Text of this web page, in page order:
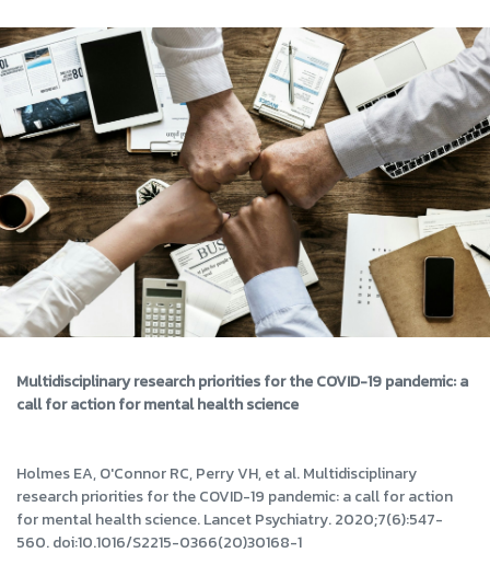
Multidisciplinary research priorities for the COVID-19 pandemic: a
call for action for mental health science
Holmes EA, O'Connor RC, Perry VH, et al. Multidisciplinary
research priorities for the COVID-19 pandemic: a call for action
for mental health science. Lancet Psychiatry. 2020;7(6):547-
560. doi:10.1016/S2215-0366(20)30168-1